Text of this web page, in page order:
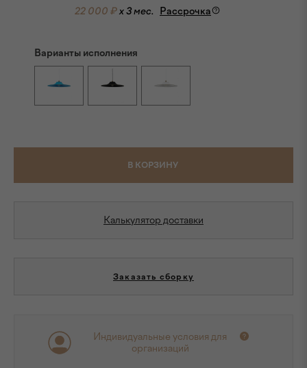
22 000 ₽x 3 мес. Рассрочка
Варианты исполнения
В КОРЗИНУ
Калькулятор доставки
Заказать сборку
Индивидуальные условия для
организаций